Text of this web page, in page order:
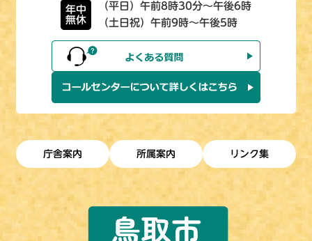
年中
無休
（平日）午前8時30分～午後6時
（土日祝）午前9時～午後5時
庁舎案内 所属案内 リンク集